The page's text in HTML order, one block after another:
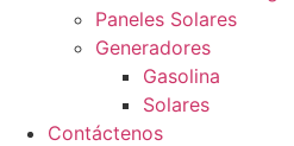
Paneles Solares
Generadores
Gasolina
Solares
Contáctenos